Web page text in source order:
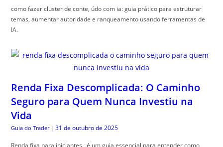
como fazer cluster de conte, údo com ia: guia prático para estruturar
temas, aumentar autoridade e ranqueamento usando ferramentas de
IA.
Renda Fixa Descomplicada: O Caminho
Seguro para Quem Nunca Investiu na
Vida
Guia do Trader | 31 de outubro de 2025
Renda fixa para iniciantes , é um guia essencial para entender como